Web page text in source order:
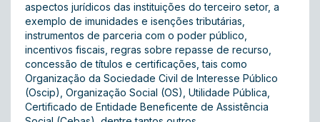
aspectos jurídicos das instituições do terceiro setor, a
exemplo de imunidades e isenções tributárias,
instrumentos de parceria com o poder público,
incentivos fiscais, regras sobre repasse de recurso,
concessão de títulos e certificações, tais como
Organização da Sociedade Civil de Interesse Público
(Oscip), Organização Social (OS), Utilidade Pública,
Certificado de Entidade Beneficente de Assistência